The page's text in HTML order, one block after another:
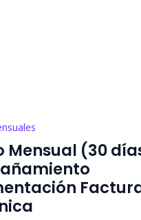
Mensual (30